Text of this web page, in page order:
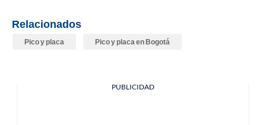
Relacionados
Pico y placa Pico y placa en Bogotá
PUBLICIDAD